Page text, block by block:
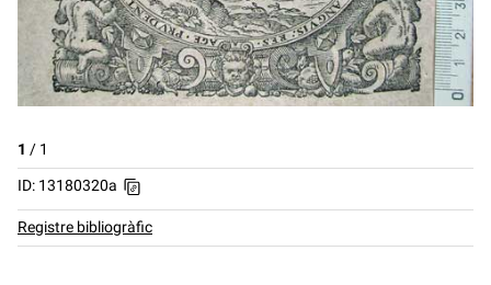
1 / 1
ID: 13180320a
Registre bibliogràfic